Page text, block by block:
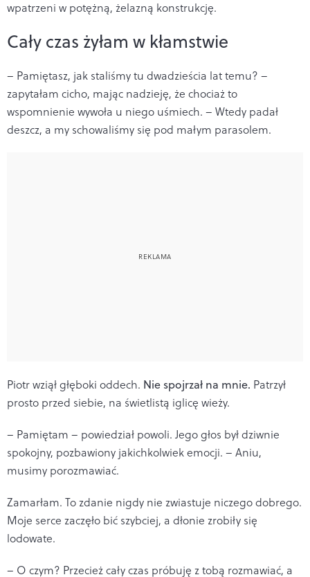
wpatrzeni w potężną, żelazną konstrukcję.
Cały czas żyłam w kłamstwie
– Pamiętasz, jak staliśmy tu dwadzieścia lat temu? –
zapytałam cicho, mając nadzieję, że chociaż to
wspomnienie wywoła u niego uśmiech. – Wtedy padał
deszcz, a my schowaliśmy się pod małym parasolem.
Piotr wziął głęboki oddech. Nie spojrzał na mnie. Patrzył
prosto przed siebie, na świetlistą iglicę wieży.
– Pamiętam – powiedział powoli. Jego głos był dziwnie
spokojny, pozbawiony jakichkolwiek emocji. – Aniu,
musimy porozmawiać.
Zamarłam. To zdanie nigdy nie zwiastuje niczego dobrego.
Moje serce zaczęło bić szybciej, a dłonie zrobiły się
lodowate.
– O czym? Przecież cały czas próbuję z tobą rozmawiać, a